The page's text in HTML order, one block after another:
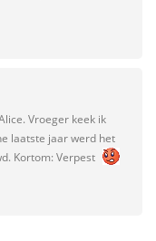
Vroeger keek ik
laatste jaar werd het
Kortom: Verpest